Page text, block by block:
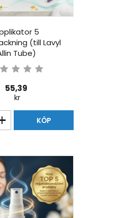
5
(till Lavyl
Tube)
55,39
kr
KÖP